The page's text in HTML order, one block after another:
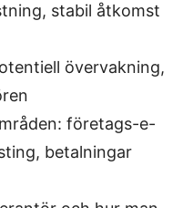
stabil åtkomst
övervakning,
företags-e-
betalningar